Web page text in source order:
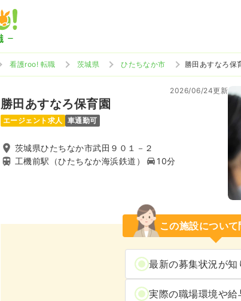
看護roo! 転職 茨城県 ひたちなか市 勝田あすなろ保
勝田あすなろ保育園
2026/06/24更新
エージェント求人 車通勤可
茨城県ひたちなか市武田９０１－２
工機前駅（ひたちなか海浜鉄道）
10分
この施設につい
最新の募集状況が知
実際の職場環境や給